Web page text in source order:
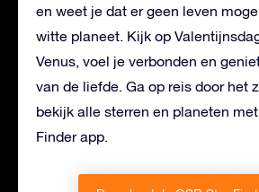
en weet je dat er geen leven
witte planeet. Kijk op
Venus, voel je verbonden en
van de liefde. Ga op reis door het
bekijk alle sterren en planeten
Finder app.